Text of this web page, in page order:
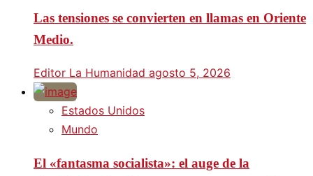
Las tensiones se convierten en llamas en Oriente
Medio.
Editor La Humanidad agosto 5, 2026
Estados Unidos
Mundo
El «fantasma socialista»: el auge de la